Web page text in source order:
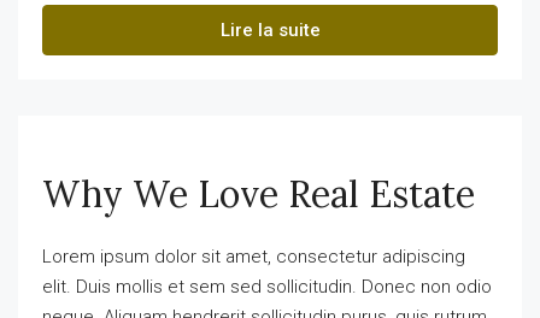
Lire la suite
Why We Love Real Estate
Lorem ipsum dolor sit amet, consectetur adipiscing
elit. Duis mollis et sem sed sollicitudin. Donec non odio